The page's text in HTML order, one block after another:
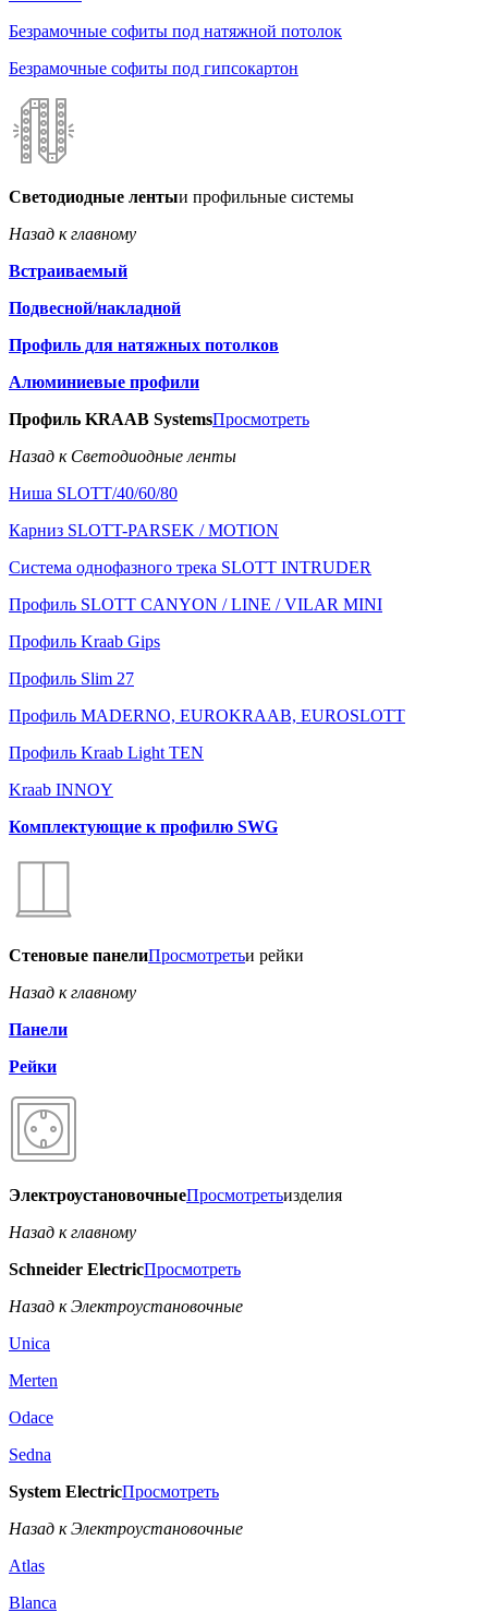
Безрамочные софиты под натяжной потолок
Безрамочные софиты под гипсокартон
Светодиодные лентыи профильные системы
Назад к главному
Встраиваемый
Подвесной/накладной
Профиль для натяжных потолков
Алюминиевые профили
Профиль KRAAB SystemsПросмотреть
Назад к Светодиодные ленты
Ниша SLOTT/40/60/80
Карниз SLOTT-PARSEK / MOTION
Система однофазного трека SLOTT INTRUDER
Профиль SLOTT CANYON / LINE / VILAR MINI
Профиль Kraab Gips
Профиль Slim 27
Профиль MADERNO, EUROKRAAB, EUROSLOTT
Профиль Kraab Light TEN
Kraab INNOY
Комплектующие к профилю SWG
Стеновые панелиПросмотретьи рейки
Назад к главному
Панели
Рейки
ЭлектроустановочныеПросмотретьизделия
Назад к главному
Schneider ElectricПросмотреть
Назад к Электроустановочные
Unica
Merten
Odace
Sedna
System ElectricПросмотреть
Назад к Электроустановочные
Atlas
Blanca